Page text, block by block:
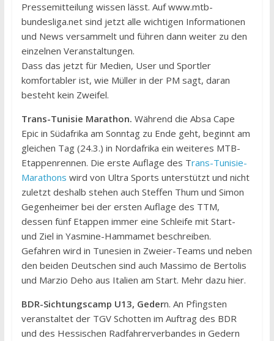
Pressemitteilung wissen lässt. Auf www.mtb-
bundesliga.net sind jetzt alle wichtigen Informationen
und News versammelt und führen dann weiter zu den
einzelnen Veranstaltungen.
Dass das jetzt für Medien, User und Sportler
komfortabler ist, wie Müller in der PM sagt, daran
besteht kein Zweifel.
Trans-Tunisie Marathon. Während die Absa Cape
Epic in Südafrika am Sonntag zu Ende geht, beginnt am
gleichen Tag (24.3.) in Nordafrika ein weiteres MTB-
Etappenrennen. Die erste Auflage des Trans-Tunisie-
Marathons wird von Ultra Sports unterstützt und nicht
zuletzt deshalb stehen auch Steffen Thum und Simon
Gegenheimer bei der ersten Auflage des TTM,
dessen fünf Etappen immer eine Schleife mit Start-
und Ziel in Yasmine-Hammamet beschreiben.
Gefahren wird in Tunesien in Zweier-Teams und neben
den beiden Deutschen sind auch Massimo de Bertolis
und Marzio Deho aus Italien am Start. Mehr dazu hier.
BDR-Sichtungscamp U13, Gedern. An Pfingsten
veranstaltet der TGV Schotten im Auftrag des BDR
und des Hessischen Radfahrerverbandes in Gedern